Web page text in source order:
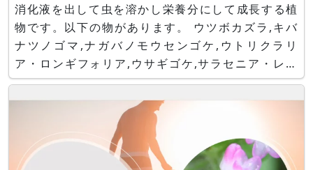
消化液を出して虫を溶かし栄養分にして成長する植
物です。以下の物があります。 ウツボカズラ,キバ
ナツノゴマ,ナガバノモウセンゴケ,ウトリクラリ
ア・ロンギフォリア,ウサギゴケ,サラセニア・レウ
コフィラ,ハエトリグサ,サラセニア・コーティー,ウ
トリクラリア・リビダ,サスマタモウセンゴケ,ムシ
トリスミレ・ギガンティア,サラセニア フラバ,ムラ
サキヘイシソウ,